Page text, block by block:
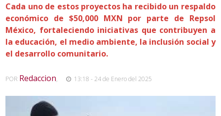
Cada uno de estos proyectos ha recibido un respaldo
económico de $50,000 MXN por parte de Repsol
México, fortaleciendo iniciativas que contribuyen a
la educación, el medio ambiente, la inclusión social y
el desarrollo comunitario.
POR Redaccion, 13:18 - 24 de Enero del 2025